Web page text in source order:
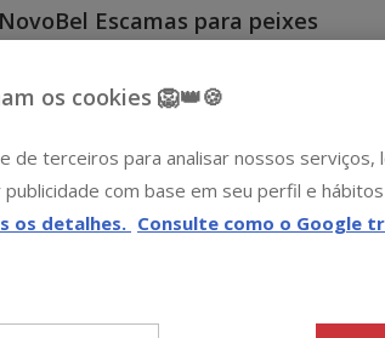
Escamas para peixes
de água doce
ml
c/ cupão 💰
/ l)
250 ml
-15€ c/ cupão 💰
(39.96€ / l)
/ l)
os cookies 🦁👑🍪
de terceiros para analisar nossos serviços,
com base em seu perfil e
os detalhes. Consulte como o Google